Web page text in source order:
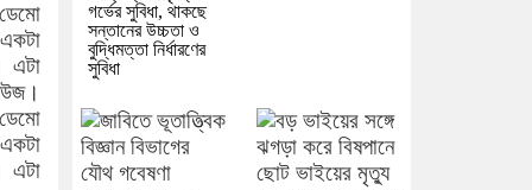
এটা
এটা
গর্ভের সুবিধা, থাকছে
সন্তানের উচ্চতা ও
বুদ্ধিমত্তা নির্ধারণের
সুবিধা